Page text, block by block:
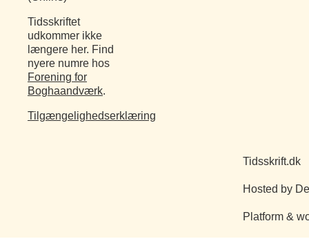
Tidsskriftet
udkommer ikke
længere her. Find
nyere numre hos
Forening for
Boghaandværk.
Tilgængelighedserklæring